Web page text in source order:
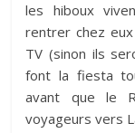
les hiboux
rentrer chez
TV (sinon ils
font la fiesta
avant que le
voyageurs vers